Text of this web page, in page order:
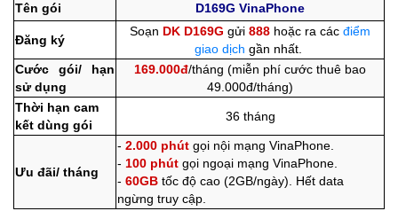
Tên gói
D169G VinaPhone
Đăng ký
Soạn DK D169G gửi 888 hoặc ra các điểm
giao dịch gần nhất.
Cước gói/ hạn
sử dụng
169.000đ/tháng (miễn phí cước thuê bao
49.000đ/tháng)
Thời hạn cam
kết dùng gói
36 tháng
Ưu đãi/ tháng
- 2.000 phút gọi nội mạng VinaPhone.
- 100 phút gọi ngoại mạng VinaPhone.
- 60GB tốc độ cao (2GB/ngày). Hết data
ngừng truy cập.